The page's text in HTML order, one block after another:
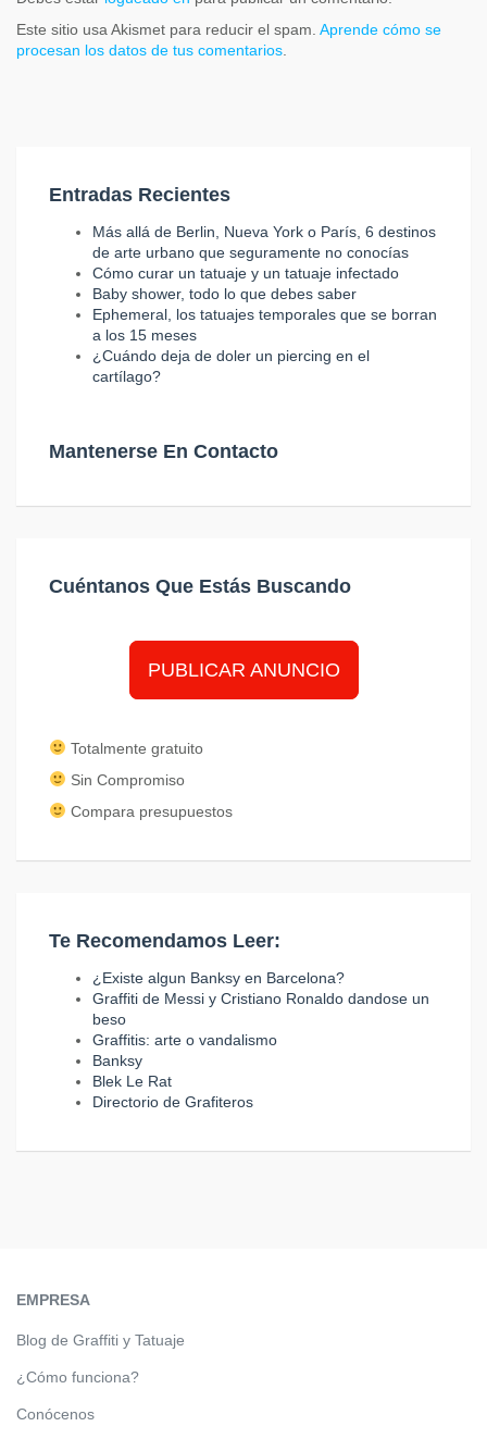
Este sitio usa Akismet para reducir el spam. Aprende cómo se
procesan los datos de tus comentarios
Entradas Recientes
Más allá de Berlin, Nueva York o París, 6 destinos
de arte urbano que seguramente no conocías
Cómo curar un tatuaje y un tatuaje infectado
Baby shower, todo lo que debes saber
Ephemeral, los tatuajes temporales que se borran
a los 15 meses
¿Cuándo deja de doler un piercing en el
cartílago?
Mantenerse En Contacto
Cuéntanos Que Estás Buscando
PUBLICAR ANUNCIO
Totalmente gratuito
Sin Compromiso
Compara presupuestos
Te Recomendamos Leer:
¿Existe algun Banksy en Barcelona?
Graffiti de Messi y Cristiano Ronaldo dandose un
beso
Graffitis: arte o vandalismo
Banksy
Blek Le Rat
Directorio de Grafiteros
EMPRESA
Blog de Graffiti y Tatuaje
¿Cómo funciona?
Conócenos